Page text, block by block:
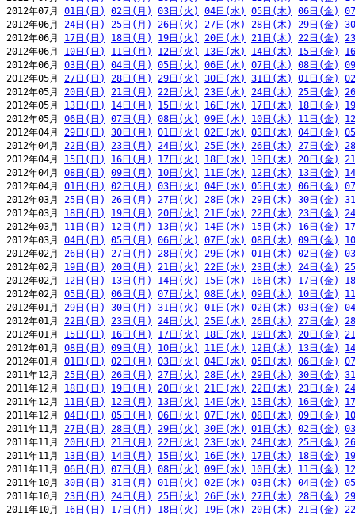
2012年07月 01日(日) 02日(月) 03日(火) 04日(水) 05日(木) 06日(金)
2012年06月 24日(日) 25日(月) 26日(火) 27日(水) 28日(木) 29日(金)
2012年06月 17日(日) 18日(月) 19日(火) 20日(水) 21日(木) 22日(金)
2012年06月 10日(日) 11日(月) 12日(火) 13日(水) 14日(木) 15日(金)
2012年06月 03日(日) 04日(月) 05日(火) 06日(水) 07日(木) 08日(金)
2012年05月 27日(日) 28日(月) 29日(火) 30日(水) 31日(木) 01日(金)
2012年05月 20日(日) 21日(月) 22日(火) 23日(水) 24日(木) 25日(金)
2012年05月 13日(日) 14日(月) 15日(火) 16日(水) 17日(木) 18日(金)
2012年05月 06日(日) 07日(月) 08日(火) 09日(水) 10日(木) 11日(金)
2012年04月 29日(日) 30日(月) 01日(火) 02日(水) 03日(木) 04日(金)
2012年04月 22日(日) 23日(月) 24日(火) 25日(水) 26日(木) 27日(金)
2012年04月 15日(日) 16日(月) 17日(火) 18日(水) 19日(木) 20日(金)
2012年04月 08日(日) 09日(月) 10日(火) 11日(水) 12日(木) 13日(金)
2012年04月 01日(日) 02日(月) 03日(火) 04日(水) 05日(木) 06日(金)
2012年03月 25日(日) 26日(月) 27日(火) 28日(水) 29日(木) 30日(金)
2012年03月 18日(日) 19日(月) 20日(火) 21日(水) 22日(木) 23日(金)
2012年03月 11日(日) 12日(月) 13日(火) 14日(水) 15日(木) 16日(金)
2012年03月 04日(日) 05日(月) 06日(火) 07日(水) 08日(木) 09日(金)
2012年02月 26日(日) 27日(月) 28日(火) 29日(水) 01日(木) 02日(金)
2012年02月 19日(日) 20日(月) 21日(火) 22日(水) 23日(木) 24日(金)
2012年02月 12日(日) 13日(月) 14日(火) 15日(水) 16日(木) 17日(金)
2012年02月 05日(日) 06日(月) 07日(火) 08日(水) 09日(木) 10日(金)
2012年01月 29日(日) 30日(月) 31日(火) 01日(水) 02日(木) 03日(金)
2012年01月 22日(日) 23日(月) 24日(火) 25日(水) 26日(木) 27日(金)
2012年01月 15日(日) 16日(月) 17日(火) 18日(水) 19日(木) 20日(金)
2012年01月 08日(日) 09日(月) 10日(火) 11日(水) 12日(木) 13日(金)
2012年01月 01日(日) 02日(月) 03日(火) 04日(水) 05日(木) 06日(金)
2011年12月 25日(日) 26日(月) 27日(火) 28日(水) 29日(木) 30日(金)
2011年12月 18日(日) 19日(月) 20日(火) 21日(水) 22日(木) 23日(金)
2011年12月 11日(日) 12日(月) 13日(火) 14日(水) 15日(木) 16日(金)
2011年12月 04日(日) 05日(月) 06日(火) 07日(水) 08日(木) 09日(金)
2011年11月 27日(日) 28日(月) 29日(火) 30日(水) 01日(木) 02日(金)
2011年11月 20日(日) 21日(月) 22日(火) 23日(水) 24日(木) 25日(金)
2011年11月 13日(日) 14日(月) 15日(火) 16日(水) 17日(木) 18日(金)
2011年11月 06日(日) 07日(月) 08日(火) 09日(水) 10日(木) 11日(金)
2011年10月 30日(日) 31日(月) 01日(火) 02日(水) 03日(木) 04日(金)
2011年10月 23日(日) 24日(月) 25日(火) 26日(水) 27日(木) 28日(金)
2011年10月 16日(日) 17日(月) 18日(火) 19日(水) 20日(木) 21日(金)